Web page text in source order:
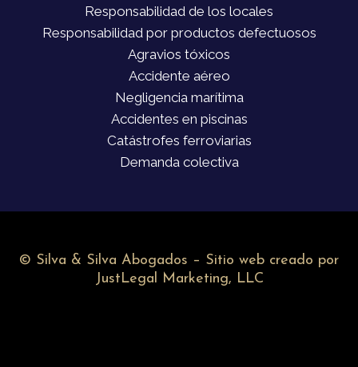
Responsabilidad de los locales
Responsabilidad por productos defectuosos
Agravios tóxicos
Accidente aéreo
Negligencia marítima
Accidentes en piscinas
Catástrofes ferroviarias
Demanda colectiva
© Silva & Silva Abogados – Sitio web creado por
JustLegal Marketing, LLC